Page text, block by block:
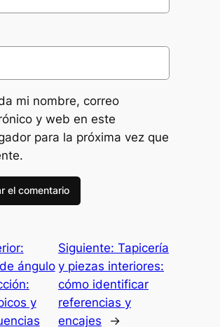
mi nombre, correo
y web en este
para la próxima vez que
ángulo
y
Siguiente:Tapicería
y piezas interiores:
cómo identificar
referencias y
encajes
→